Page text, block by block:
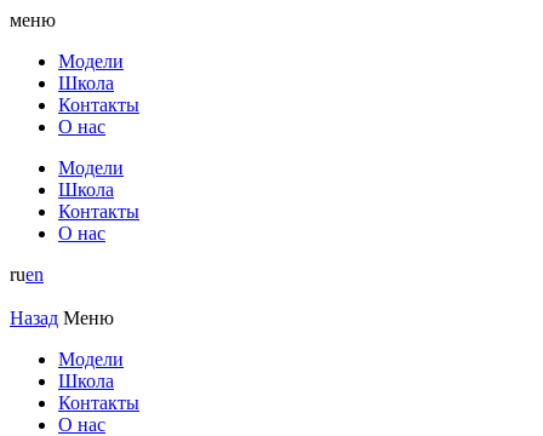
меню
Модели
Школа
Контакты
О нас
Модели
Школа
Контакты
О нас
ruen
Назад Меню
Модели
Школа
Контакты
О нас